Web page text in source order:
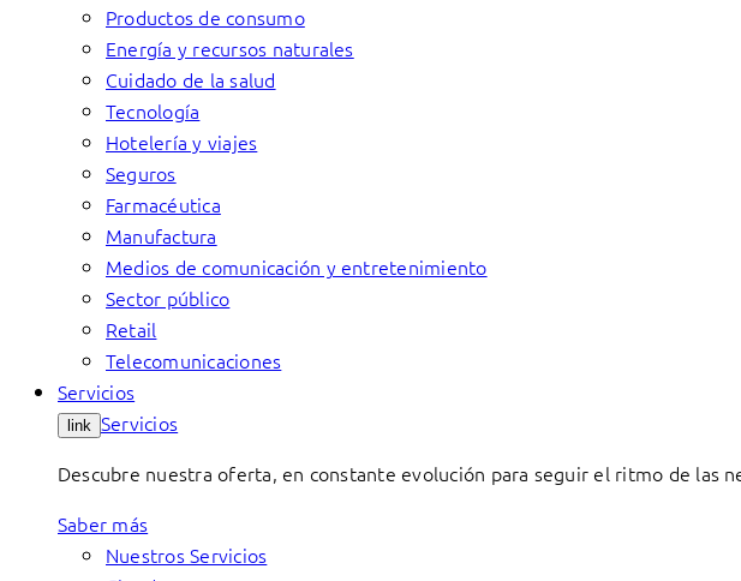
Productos de consumo
Energía y recursos naturales
Cuidado de la salud
Tecnología
Hotelería y viajes
Seguros
Farmacéutica
Manufactura
Medios de comunicación y entretenimiento
Sector público
Retail
Telecomunicaciones
Servicios
link Servicios
Descubre nuestra oferta, en constante evolución para seguir el ritmo de las
Saber más
Nuestros Servicios